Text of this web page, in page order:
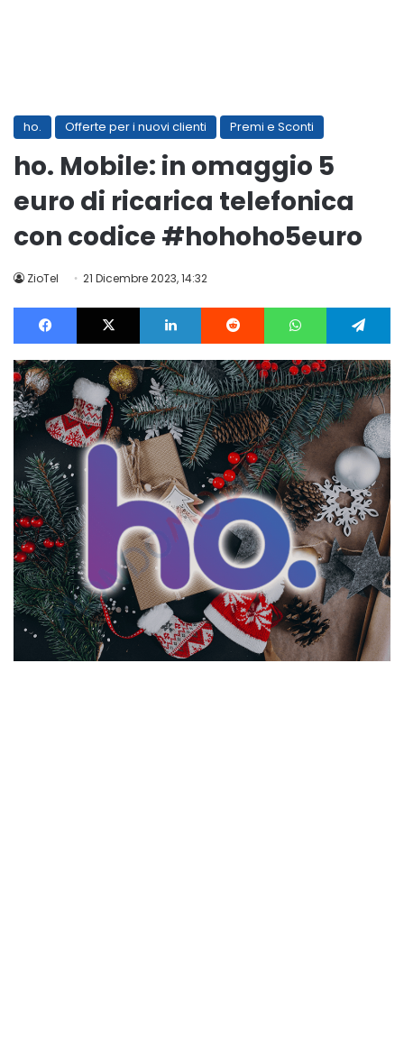
ho. Offerte per i nuovi clienti Premi e Sconti
ho. Mobile: in omaggio 5
euro di ricarica telefonica
con codice #hohoho5euro
ZioTel 21 Dicembre 2023, 14:32
Facebook X LinkedIn Reddit WhatsApp